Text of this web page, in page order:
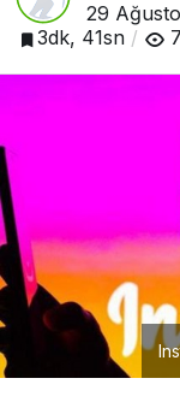
29
3dk, 41sn